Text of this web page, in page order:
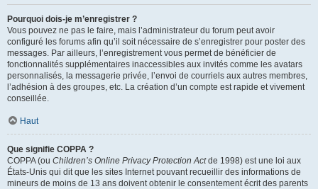
Pourquoi dois-je m’enregistrer ?
Vous pouvez ne pas le faire, mais l’administrateur du forum peut avoir
configuré les forums afin qu’il soit nécessaire de s’enregistrer pour poster des
messages. Par ailleurs, l’enregistrement vous permet de bénéficier de
fonctionnalités supplémentaires inaccessibles aux invités comme les avatars
personnalisés, la messagerie privée, l’envoi de courriels aux autres membres,
l’adhésion à des groupes, etc. La création d’un compte est rapide et vivement
conseillée.
Haut
Que signifie COPPA ?
COPPA (ou Children’s Online Privacy Protection Actde 1998) est une loi aux
États-Unis qui dit que les sites Internet pouvant recueillir des informations de
mineurs de moins de 13 ans doivent obtenir le consentement écrit des parents